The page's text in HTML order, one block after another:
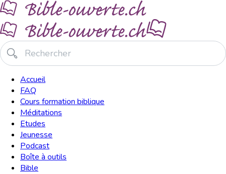
Accueil
FAQ
Cours formation biblique
Méditations
Etudes
Jeunesse
Podcast
Boîte à outils
Bible